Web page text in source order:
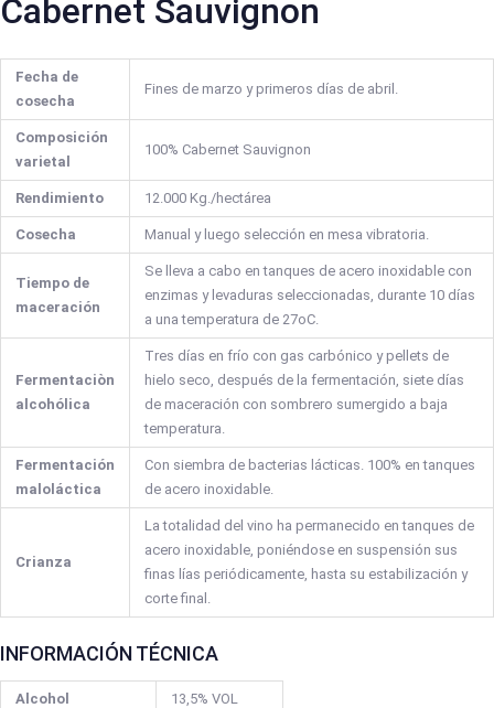
Cabernet Sauvignon
Fecha de
cosecha
Fines de marzo y primeros días de abril.
Composición
varietal
100% Cabernet Sauvignon
Rendimiento 12.000 Kg./hectárea
Cosecha Manual y luego selección en mesa vibratoria.
Tiempo de
maceración
Se lleva a cabo en tanques de acero inoxidable con
enzimas y levaduras seleccionadas, durante 10 días
a una temperatura de 27oC.
Fermentaciòn
alcohólica
Tres días en frío con gas carbónico y pellets de
hielo seco, después de la fermentación, siete días
de maceración con sombrero sumergido a baja
temperatura.
Fermentación
maloláctica
Con siembra de bacterias lácticas. 100% en tanques
de acero inoxidable.
Crianza
La totalidad del vino ha permanecido en tanques de
acero inoxidable, poniéndose en suspensión sus
finas lías periódicamente, hasta su estabilización y
corte final.
INFORMACIÓN TÉCNICA
Alcohol 13,5% VOL